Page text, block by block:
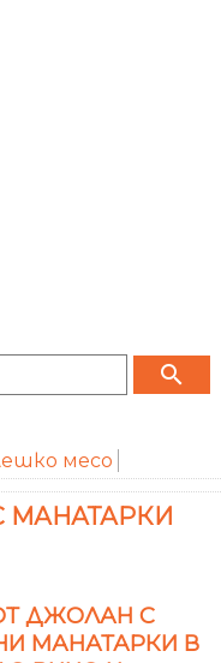
search
месо
МАНАТАРКИ
ДЖОЛАН С
МАНАТАРКИ В